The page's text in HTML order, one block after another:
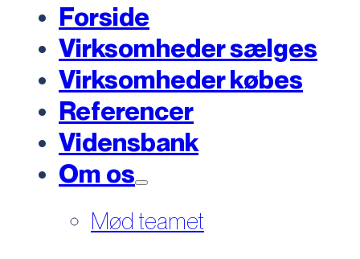
Forside
Virksomheder sælges
Virksomheder købes
Referencer
Vidensbank
Om os
Mød teamet